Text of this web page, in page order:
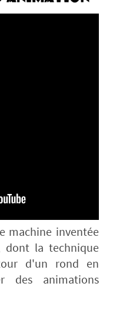
machine inventée
dont la technique
d'un rond en
des animations